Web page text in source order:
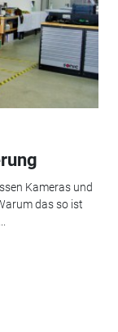
Kameras und
das so ist